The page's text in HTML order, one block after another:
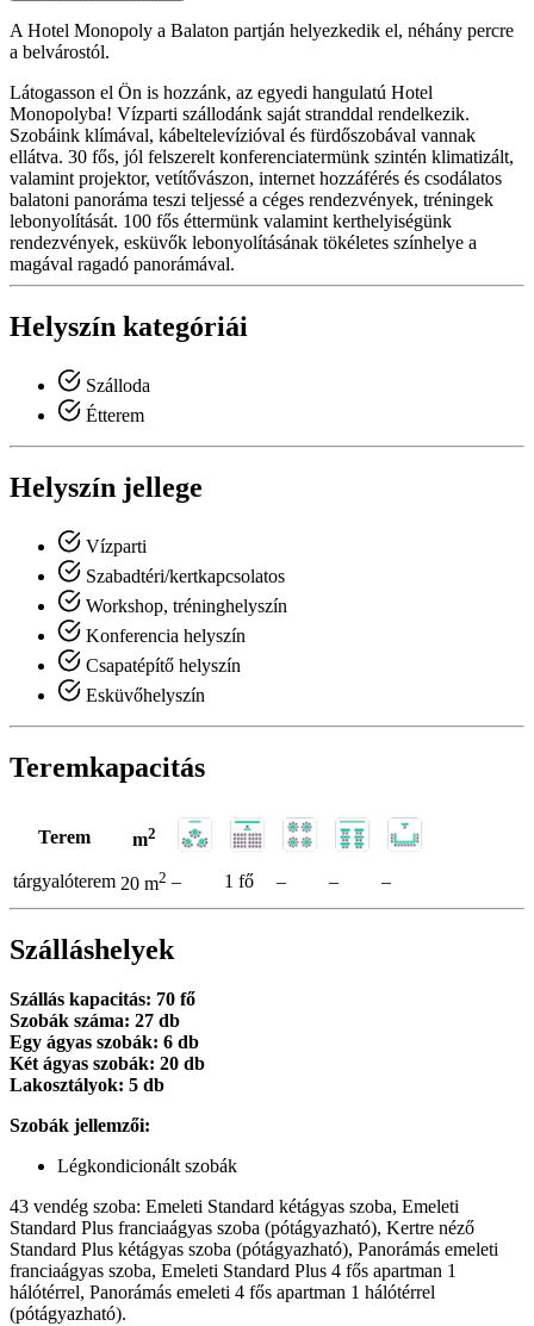
A Hotel Monopoly a Balaton partján helyezkedik el, néhány percre
a belvárostól.
Látogasson el Ön is hozzánk, az egyedi hangulatú Hotel
Monopolyba! Vízparti szállodánk saját stranddal rendelkezik.
Szobáink klímával, kábeltelevízióval és fürdőszobával vannak
ellátva. 30 fős, jól felszerelt konferenciatermünk szintén klimatizált,
valamint projektor, vetítővászon, internet hozzáférés és csodálatos
balatoni panoráma teszi teljessé a céges rendezvények, tréningek
lebonyolítását. 100 fős éttermünk valamint kerthelyiségünk
rendezvények, esküvők lebonyolításának tökéletes színhelye a
magával ragadó panorámával.
Helyszín kategóriái
Szálloda
Étterem
Helyszín jellege
Vízparti
Szabadtéri/kertkapcsolatos
Workshop, tréninghelyszín
Konferencia helyszín
Csapatépítő helyszín
Esküvőhelyszín
Teremkapacitás
Terem m2
tárgyalóterem 20 m2 – 1 fő – – –
Szálláshelyek
Szállás kapacitás: 70 fő
Szobák száma: 27 db
Egy ágyas szobák: 6 db
Két ágyas szobák: 20 db
Lakosztályok: 5 db
Szobák jellemzői:
Légkondicionált szobák
43 vendég szoba: Emeleti Standard kétágyas szoba, Emeleti
Standard Plus franciaágyas szoba (pótágyazható), Kertre néző
Standard Plus kétágyas szoba (pótágyazható), Panorámás emeleti
franciaágyas szoba, Emeleti Standard Plus 4 fős apartman 1
hálótérrel, Panorámás emeleti 4 fős apartman 1 hálótérrel
(pótágyazható).